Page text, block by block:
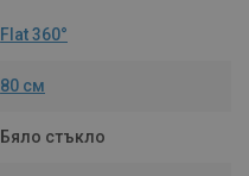
Flat 360°
80 см
Бяло стъкло